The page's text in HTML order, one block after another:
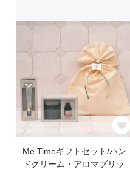
Me Timeギフトセット/ハン
ドクリーム・アロマブリッ